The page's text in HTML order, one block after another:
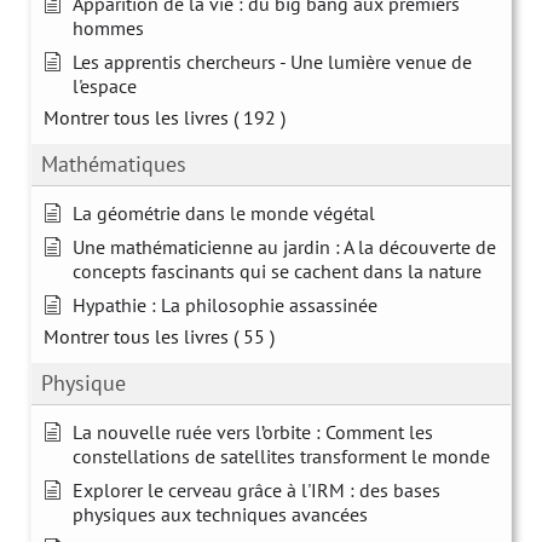
hommes
Les apprentis chercheurs - Une lumière venue de
l'espace
Montrer tous les livres ( 192 )
Mathématiques
La géométrie dans le monde végétal
Une mathématicienne au jardin : A la découverte de
concepts fascinants qui se cachent dans la nature
Hypathie : La philosophie assassinée
Montrer tous les livres ( 55 )
Physique
La nouvelle ruée vers l’orbite : Comment les
constellations de satellites transforment le monde
Explorer le cerveau grâce à l'IRM : des bases
physiques aux techniques avancées